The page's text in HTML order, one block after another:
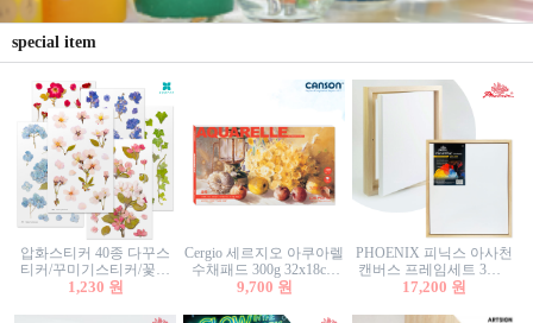
special item
압화스티커 40종 다꾸스
티커/꾸미기스티커/꽃스
티커/압화꽃책갈피/팬시
1,230 원
Cergio 세르지오 아쿠아렐
수채패드 300g 32x18cm
12매 1면제본
9,700 원
PHOENIX 피닉스 아사천
캔버스 프레임세트 3호F
27.3x22cm 캔버스와 올림
17,200 원